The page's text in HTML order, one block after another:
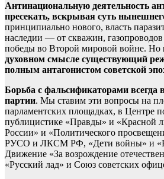
Антинациональную деятельность
пресекать, вскрывая суть
принципиально нового, власть
наследии — от скважин,
победы во Второй мировой войне. Но
духовном смысле существующий
полным антагонистом советской
Борьба с фальсификаторами всегда
партии. Мы ставим эти вопросы на
парламентских площадках, в Центре
публицистике «Правды» и «Красной
России» и «Политического
РУСО и ЛКСМ РФ, «Дети войны» и
Движение «За возрождение
«Русский лад» и Союз советских